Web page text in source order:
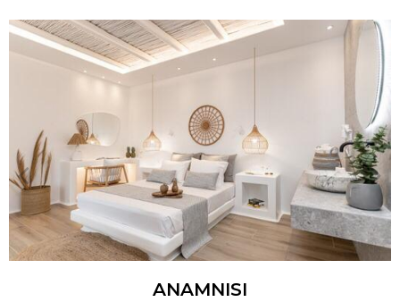
ANAMNISI